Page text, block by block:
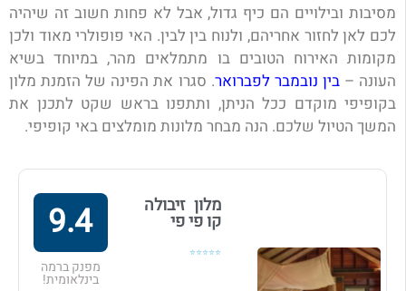
מסיבות ובילויים הם כיף גדול, אבל לא פחות חשוב זה שיהיה
לכם לאן לחזור אחריהם, ולנוח בין לבין. האי פופולרי מאוד ולכן
מקומות האירוח הטובים בו מתמלאים מהר, במיוחד בשיא
העונה –בין נובמבר לפברואר. סגרו את הפינה של הזמנת מלון
בקופיפי מוקדם ככל הניתן, ותתפנו בראש שקט לתכנן את
המשך הטיול שלכם. הנה מבחר מלונות מומלצים באי קופיפי.
מלון זיבולה
קו פי פי
⭐⭐⭐⭐⭐
9.4
מפנק ברמה
בינלאומית!